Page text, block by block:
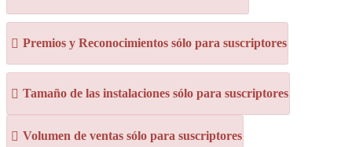
Premios y Reconocimientos sólo para suscriptores
Tamaño de las instalaciones sólo para suscriptores
Volumen de ventas sólo para suscriptores